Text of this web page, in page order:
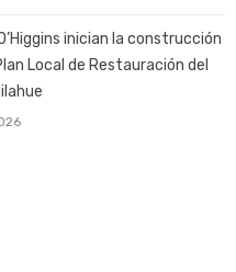
inician la construcción
Local de Restauración del